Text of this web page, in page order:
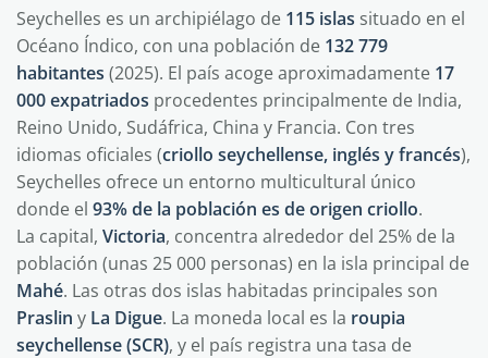
Seychelles es un archipiélago de 115 islas situado en el
Océano Índico, con una población de 132 779
habitantes (2025). El país acoge aproximadamente 17
000 expatriados procedentes principalmente de India,
Reino Unido, Sudáfrica, China y Francia. Con tres
idiomas oficiales (criollo seychellense, inglés y francés),
Seychelles ofrece un entorno multicultural único
donde el 93% de la población es de origen criollo.
La capital, Victoria, concentra alrededor del 25% de la
población (unas 25 000 personas) en la isla principal de
Mahé. Las otras dos islas habitadas principales son
Praslin y La Digue. La moneda local es la roupia
seychellense (SCR), y el país registra una tasa de